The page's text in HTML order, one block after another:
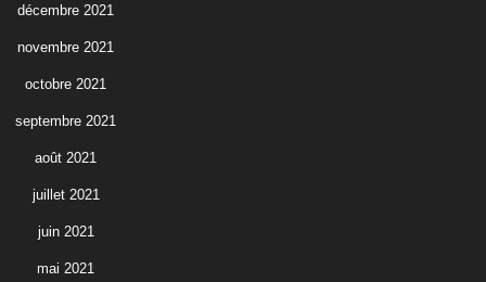
décembre 2021
novembre 2021
octobre 2021
septembre 2021
août 2021
juillet 2021
juin 2021
mai 2021